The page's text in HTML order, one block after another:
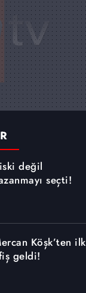
değil
seçti!
Köşk’ten ilk
geldi!